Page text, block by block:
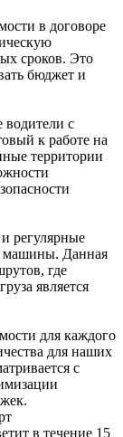
в договоре
сроков. Это
бюджет и
с
к работе на
территории
регулярные
машины. Данная
где
является
для каждого
для наших
с
в течение 15